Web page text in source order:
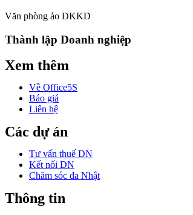
Văn phòng ảo ĐKKD
Thành lập Doanh nghiệp
Xem thêm
Về Office5S
Báo giá
Liên hệ
Các dự án
Tư vấn thuế DN
Kết nối DN
Chăm sóc da Nhật
Thông tin